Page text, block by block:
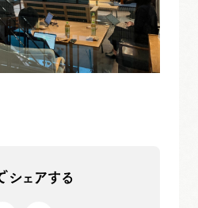
シェアする